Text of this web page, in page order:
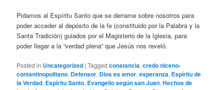
Pidamos al Espíritu Santo que se derrame sobre nosotros para
poder acceder al depósito de la fe (constituido por la Palabra y la
Santa Tradición) guiados por el Magisterio de la Iglesia, para
poder llegar a la “verdad plena” que Jesús nos reveló.
Posted in Uncategorized |Tagged constancia,credo niceno-
contantinopolitano, Defensor, Dios es amor,esperanza, Espíritu de
la Verdad, Espíritu Santo, Evangelio según san Juan,Hechos de